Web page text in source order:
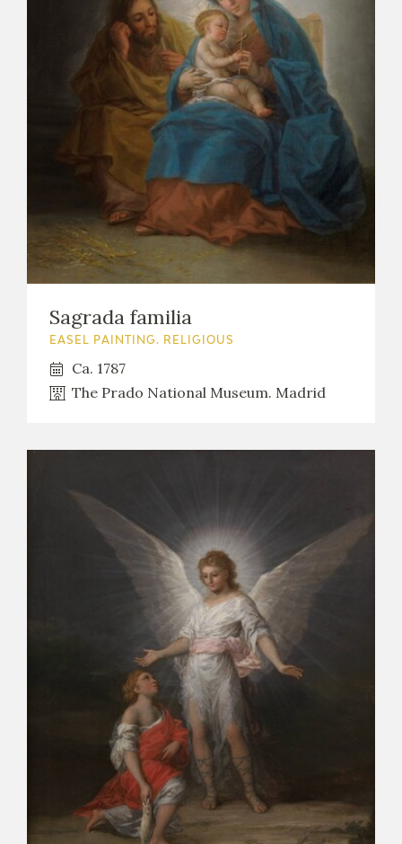
Sagrada familia
EASEL PAINTING. RELIGIOUS
Ca. 1787
The Prado National Museum. Madrid